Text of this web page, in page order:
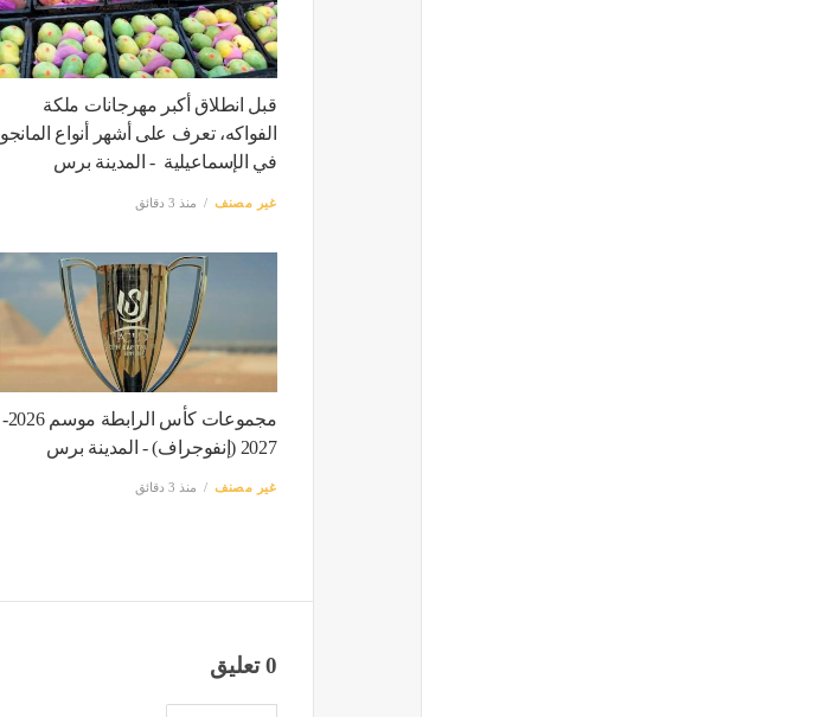
قبل انطلاق أكبر مهرجانات ملكة
الفواكه، تعرف على أشهر أنواع المانجو
في الإسماعيلية - المدينة برس
غير مصنف منذ 3 دقائق
مجموعات كأس الرابطة موسم 2026-
2027 (إنفوجراف) - المدينة برس
غير مصنف منذ 3 دقائق
0 تعليق